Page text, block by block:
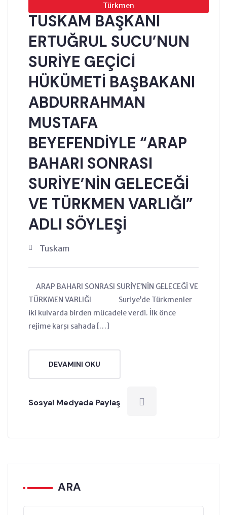
Türkmen
TUSKAM BAŞKANI
ERTUĞRUL SUCU’NUN
SURİYE GEÇİCİ
HÜKÜMETİ BAŞBAKANI
ABDURRAHMAN
MUSTAFA
BEYEFENDİYLE “ARAP
BAHARI SONRASI
SURİYE’NİN GELECEĞİ
VE TÜRKMEN VARLIĞI”
ADLI SÖYLEŞİ
Tuskam
ARAP BAHARI SONRASI SURİYE’NİN GELECEĞİ VE
TÜRKMEN VARLIĞI Suriye’de Türkmenler
iki kulvarda birden mücadele verdi. İlk önce
rejime karşı sahada […]
DEVAMINI OKU
Sosyal Medyada Paylaş
ARA